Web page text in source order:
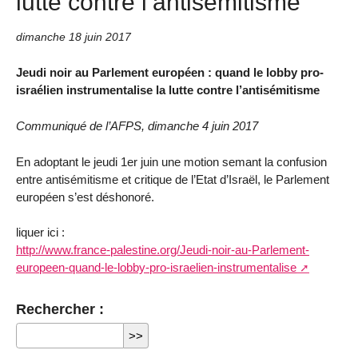
dimanche 18 juin 2017
Jeudi noir au Parlement européen : quand le lobby pro-
israélien instrumentalise la lutte contre l’antisémitisme
Communiqué de l’AFPS, dimanche 4 juin 2017
En adoptant le jeudi 1er juin une motion semant la confusion
entre antisémitisme et critique de l’Etat d’Israël, le Parlement
européen s’est déshonoré.
liquer ici :
http://www.france-palestine.org/Jeudi-noir-au-Parlement-
europeen-quand-le-lobby-pro-israelien-instrumentalise
Rechercher :